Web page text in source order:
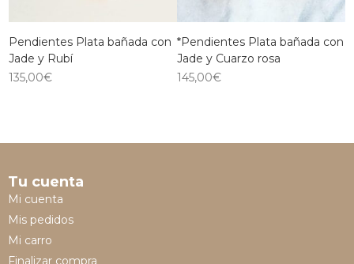
Pendientes Plata bañada con
Jade y Rubí
135,00€
*Pendientes Plata bañada con
Jade y Cuarzo rosa
145,00€
Tu cuenta
Mi cuenta
Mis pedidos
Mi carro